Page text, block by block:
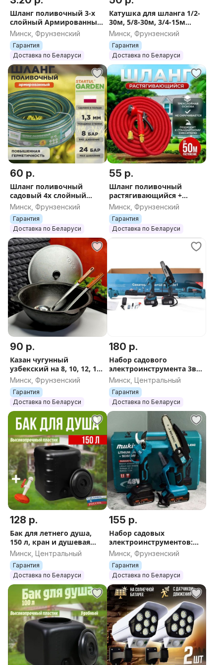
Шланг поливочный 3-х
слойный Армированный
морозостойкий Жук
Оптима 1/2'' 3/4'' 10, 15,25
,50 метров
Минск, Фрунзенский
Гарантия
Доставка по Беларуси
Катушка для шланга 1/2-
30м, 5/8-30м, 3/4-15м
Garden Hose Reel cо
слотом для водяного
пистолета
Минск, Фрунзенский
Гарантия
Доставка по Беларуси
60 р.
Шланг поливочный
садовый 4х слойный
армированный STARTUL
GARDEN зеленый
1''-1/2''-3/4''-5/8'' 15-50м
Минск, Фрунзенский
Гарантия
Доставка по Беларуси
55 р.
Шланг поливочный
растягивающийся +
пистолет Magic Garden
HOSE до 25/37.5/50
метров, садовый
складной
Минск, Фрунзенский
Гарантия
Доставка по Беларуси
90 р.
Казан чугунный
узбекский на 8, 10, 12, 16
литров, плоское дно, с
алюминиевой крышкой
Минск, Фрунзенский
Гарантия
Доставка по Беларуси
180 р.
Набор садового
электроинструмента 3в1
со штангой-удлинителем
1.7м/2м, Цепная пила +
Секатор + 2АКБ
Минск, Центральный
Гарантия
Доставка по Беларуси
128 р.
Бак для летнего душа,
150 л, кран и душевая
лейка, летний с
крышкой, чёрный
емкость бочка душ
Минск, Центральный
Гарантия
Доставка по Беларуси
155 р.
Набор садовых
электроинструментов:
Цепная пила + Секатор в
кейсе + 2 АКБ,
аккумуляторные для сада
Минск, Фрунзенский
Гарантия
Доставка по Беларуси